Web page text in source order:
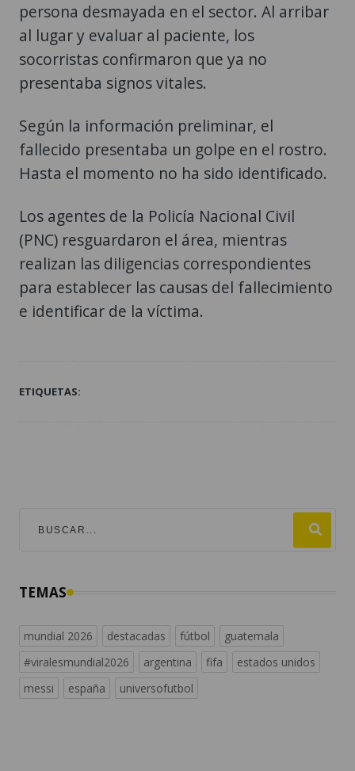
persona desmayada en el sector. Al arribar
al lugar y evaluar al paciente, los
socorristas confirmaron que ya no
presentaba signos vitales.
Según la información preliminar, el
fallecido presentaba un golpe en el rostro.
Hasta el momento no ha sido identificado.
Los agentes de la Policía Nacional Civil
(PNC) resguardaron el área, mientras
realizan las diligencias correspondientes
para establecer las causas del fallecimiento
e identificar de la víctima.
ETIQUETAS:
TEMAS
mundial 2026 destacadas fútbol
guatemala
#viralesmundial2026
argentina fifa
estados unidos
messi
españa universofutbol